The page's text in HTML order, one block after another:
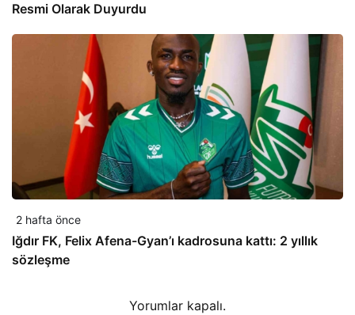
Resmi Olarak Duyurdu
2 hafta önce
Iğdır FK, Felix Afena-Gyan’ı kadrosuna kattı: 2 yıllık
sözleşme
Yorumlar kapalı.